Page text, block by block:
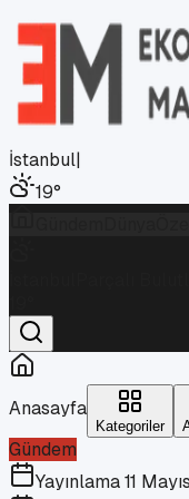
İstanbul|
19°
Anasayfa
Kategoriler
Gündem
Yayınlama11